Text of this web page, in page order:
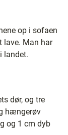
op i sofaen
lave. Man har
landet.
dør, og tre
hængerøv
og 1 cm dyb